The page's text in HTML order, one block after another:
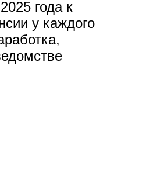
года к
у каждого